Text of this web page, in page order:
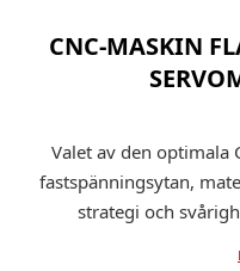
CNC-MASKIN
Valet av den optimala
fastspänningsytan,
strategi och